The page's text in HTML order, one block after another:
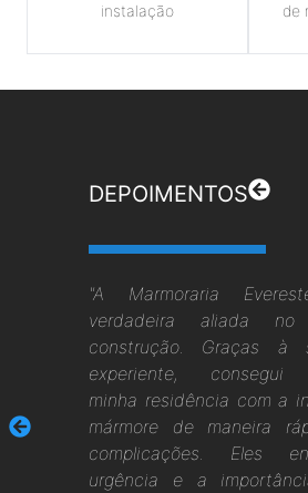
instalação
de
DEPOIMENTOS
"A Marmoraria
verdadeira aliada
construção. Graças à
experiente, consegui
minha residência com a
mármore de maneira
complicações. Eles
urgência e a